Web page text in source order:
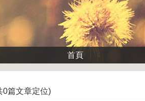
首頁
0篇文章定位)